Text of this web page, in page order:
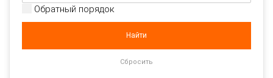
Обратный порядок